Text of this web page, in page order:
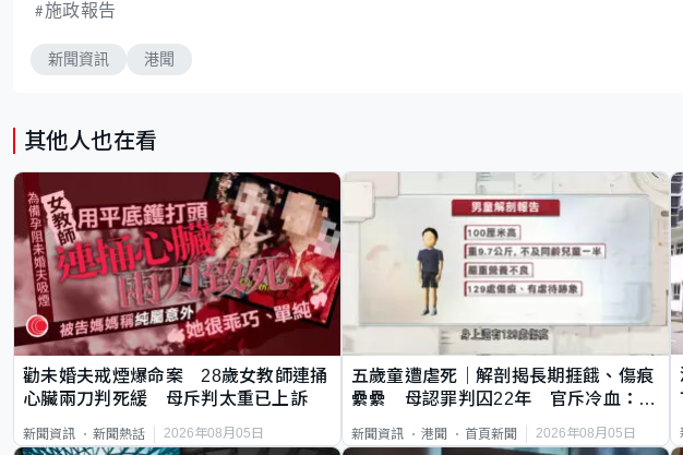
施政報告
新聞資訊 港聞
其他人也在看
勸未婚夫戒煙爆命案 28歲女教師連捅
心臟兩刀判死緩 母斥判太重已上訴
新聞資訊 新聞熱話 2026年08月05日
五歲童遭虐死｜解剖揭長期捱餓、傷痕
纍纍 母認罪判囚22年 官斥冷血：同
新聞資訊 港聞 首頁新聞 2026年08月05日